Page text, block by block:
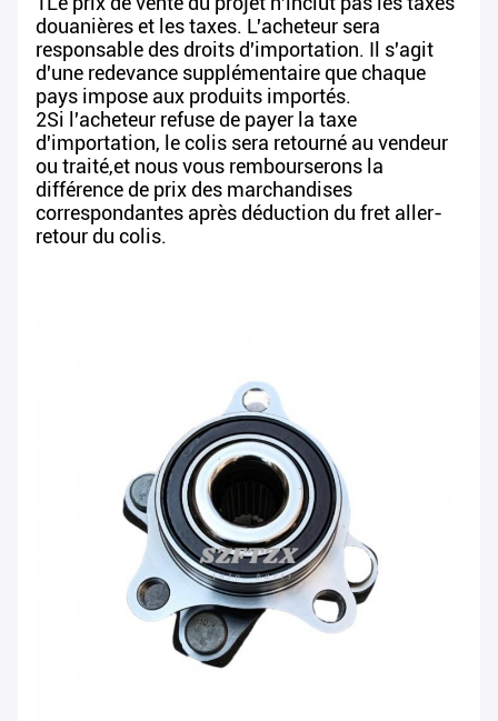
douanières et les taxes. L'acheteur sera
responsable des droits d'importation. Il s'agit
d'une redevance supplémentaire que chaque
pays impose aux produits importés.
2Si l'acheteur refuse de payer la taxe
d'importation, le colis sera retourné au vendeur
ou traité,et nous vous rembourserons la
différence de prix des marchandises
correspondantes après déduction du fret aller-
retour du colis.